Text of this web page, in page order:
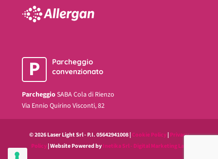
P
Parcheggio
convenzionato
ParcheggioSABA Cola di Rienzo
Via Ennio Quirino Visconti, 82
© 2026 Laser Light Srl - P.I. 05642941008 |Cookie Policy|Privacy
Policy| Website Powered byInetika Srl - Digital Marketing Lab